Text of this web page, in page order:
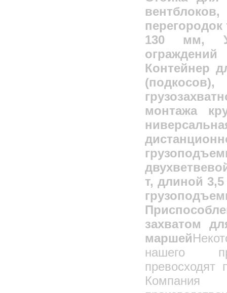
130 мм,
Контейнер
монтажа
т, длиной
захватом
маршей
нашего
превосходят